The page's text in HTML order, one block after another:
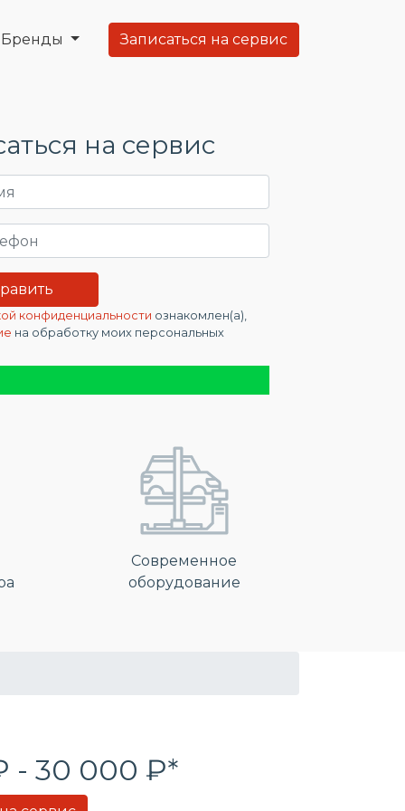
Бренды Записаться на сервис
на сервис
конфиденциальности ознакомлен(а),
на обработку моих персональных
Современное
оборудование
- 30 000 ₽*